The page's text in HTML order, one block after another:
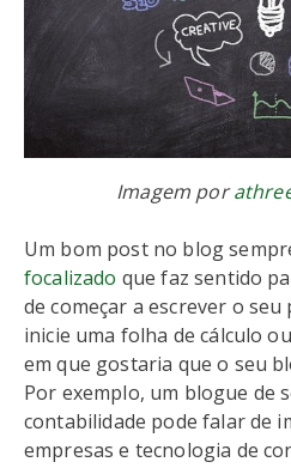
Imagem por
Um bom post no blog
focalizado que faz sentido
de começar a escrever o
inicie uma folha de cálculo ou
em que gostaria que o seu
Por exemplo, um blogue de
contabilidade pode falar de
empresas e tecnologia de